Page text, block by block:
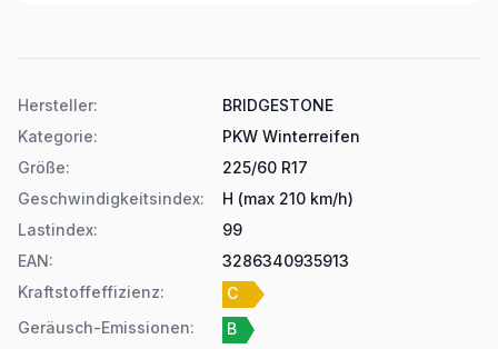
Hersteller:
BRIDGESTONE
Kategorie:
PKW Winterreifen
Größe:
225/60 R17
Geschwindigkeitsindex:
H (max 210 km/h)
Lastindex:
99
EAN:
3286340935913
Kraftstoffeffizienz:
C
Geräusch-Emissionen:
B